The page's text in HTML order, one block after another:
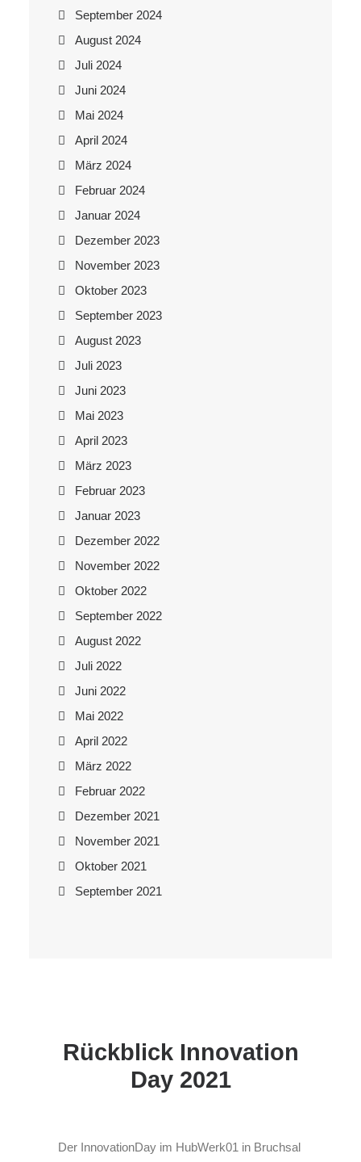
September 2024
August 2024
Juli 2024
Juni 2024
Mai 2024
April 2024
März 2024
Februar 2024
Januar 2024
Dezember 2023
November 2023
Oktober 2023
September 2023
August 2023
Juli 2023
Juni 2023
Mai 2023
April 2023
März 2023
Februar 2023
Januar 2023
Dezember 2022
November 2022
Oktober 2022
September 2022
August 2022
Juli 2022
Juni 2022
Mai 2022
April 2022
März 2022
Februar 2022
Dezember 2021
November 2021
Oktober 2021
September 2021
Rückblick Innovation
Day 2021
Der InnovationDay im HubWerk01 in Bruchsal